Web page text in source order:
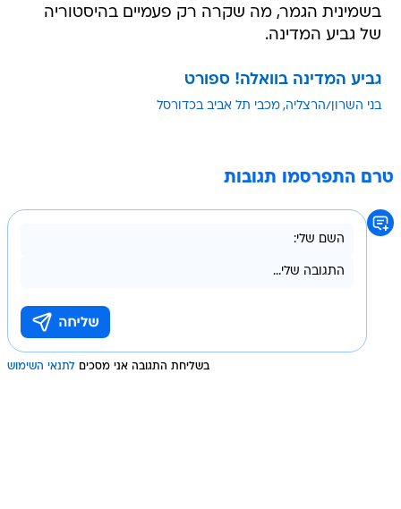
בשמינית הגמר, מה שקרה רק פעמיים בהיסטוריה
של גביע המדינה.
גביע המדינה בוואלה! ספורט
בני השרון/הרצליה מכבי תל אביב בכדורסל
טרם התפרסמו תגובות
בשליחת התגובה אני מסכים לתנאי השימוש